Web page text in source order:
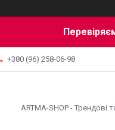
+380 (96) 258-06-98
ARTMA-SHOP - Трендові